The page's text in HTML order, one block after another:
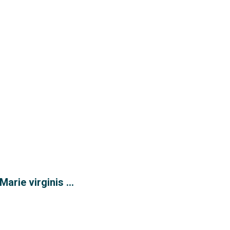
virginis ...